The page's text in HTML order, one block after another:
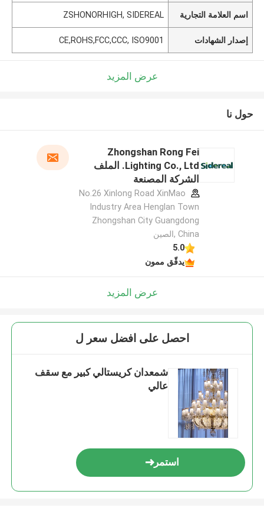
اسم العلامة التجارية ZSHONORHIGH, SIDEREAL
إصدار الشهادات CE,ROHS,FCC,CCC, ISO9001
عرض المزيد
حول نا
Zhongshan Rong Fei
Lighting Co., Ltd. الملف
الشركة المصنعة
No.26 Xinlong Road XinMao
Industry Area Henglan Town
Zhongshan City Guangdong
China ,الصين
5.0
يدقّق ممون
عرض المزيد
احصل على افضل سعر ل
شمعدان كريستالي كبير مع سقف
عالي
استمر